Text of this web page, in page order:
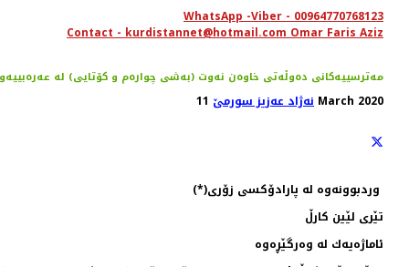
WhatsApp -Viber - 00964770768123
Contact - kurdistannet@hotmail.com Omar Faris Aziz
مه‌ترسییه‌كانی ده‌وڵه‌تی خاوه‌ن نه‌وت (به‌شی چواره‌م و كۆتایی) له‌
نەژاد عەزیز سورمێ 11 March 2020
وردبوونه‌وه‌ له‌ پارادۆكسی زۆری(*)
تێری لێین كارڵ
ئاماژه‌یه‌ك له‌ وه‌رگێڕه‌وه‌